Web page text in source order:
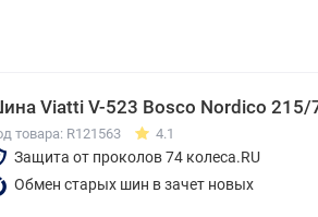
Viatti V-523 Bosco Nordico 215/
товара: R121563 4.1
Защита от проколов 74 колеса.RU
Обмен старых шин в зачет новых